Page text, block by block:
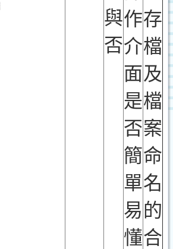
與
否
作
介
面
是
否
簡
單
易
懂
存
檔
及
檔
案
命
名
的
合